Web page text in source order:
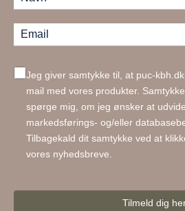
Jeg giver samtykke til, at puc-
mail med vores produkter.
spørge mig, om jeg ønsker at
markedsførings- og/eller
Tilbagekald dit samtykke ved at
vores nyhedsbreve.
Tilmeld dig